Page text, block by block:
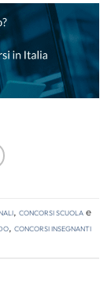
, Concorsi Scuolae
, concorsi insegnanti